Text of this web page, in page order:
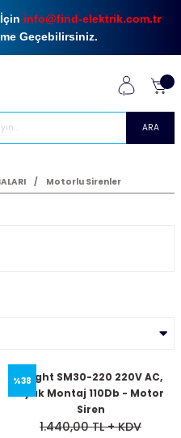
info@find-elektrik.com.tr
Geçebilirsiniz.
ARA
Motorlu Sirenler
%38
Qlight SM30-220 220V AC,
Ayak Montaj 110Db - Motor
Siren
1.440,00 TL+ KDV